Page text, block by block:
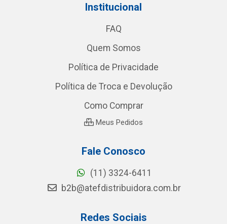
Institucional
FAQ
Quem Somos
Política de Privacidade
Política de Troca e Devolução
Como Comprar
Meus Pedidos
Fale Conosco
(11) 3324-6411
b2b@atefdistribuidora.com.br
Redes Sociais